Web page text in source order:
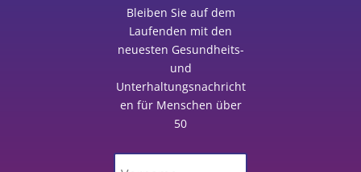
Bleiben Sie auf dem
Laufenden mit den
neuesten Gesundheits-
und
Unterhaltungsnachricht
en für Menschen über
50